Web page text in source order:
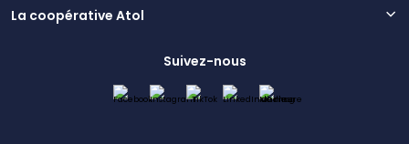
La coopérative Atol
Suivez-nous